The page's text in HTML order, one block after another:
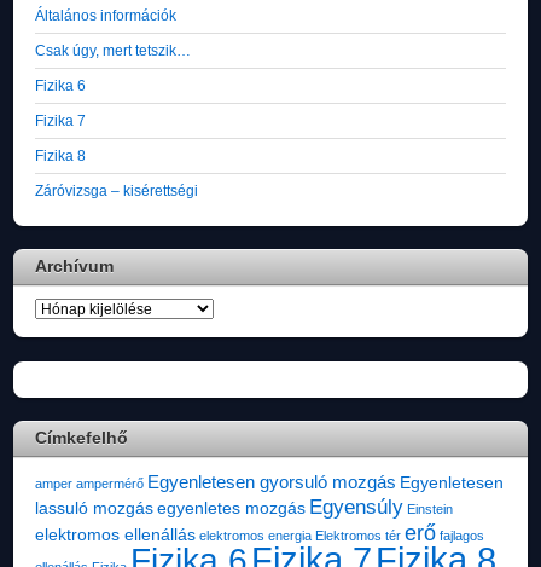
Általános információk
Csak úgy, mert tetszik…
Fizika 6
Fizika 7
Fizika 8
Záróvizsga – kisérettségi
Archívum
Archívum
Címkefelhő
amper ampermérő Egyenletesen gyorsuló mozgás Egyenletesen
lassuló mozgás egyenletes mozgás Egyensúly Einstein
elektromos ellenállás elektromos energia Elektromos tér erő fajlagos
Fizika 7Fizika 8